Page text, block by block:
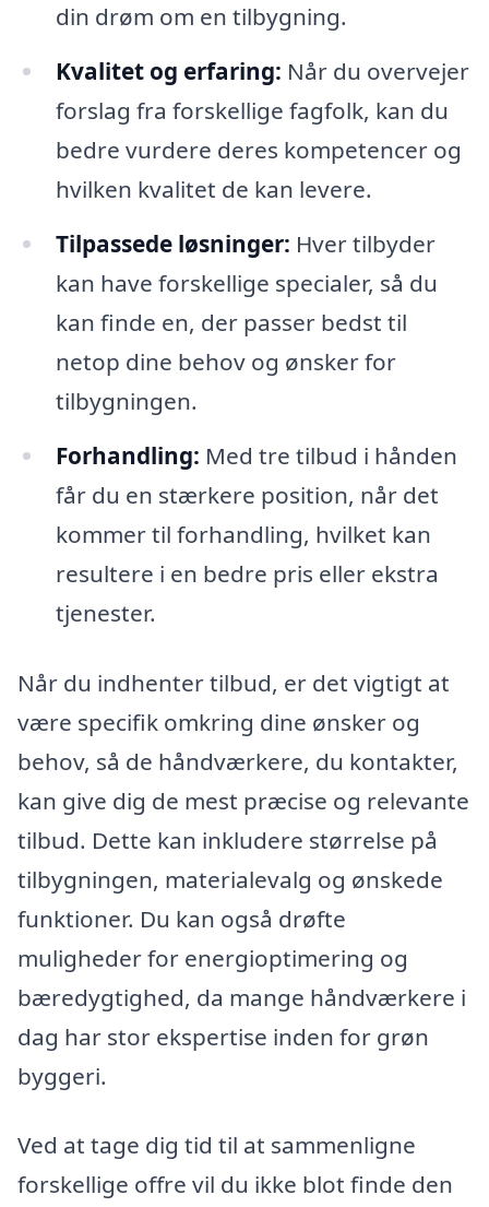
din drøm om en tilbygning.
Kvalitet og erfaring: Når du overvejer
forslag fra forskellige fagfolk, kan du
bedre vurdere deres kompetencer og
hvilken kvalitet de kan levere.
Tilpassede løsninger: Hver tilbyder
kan have forskellige specialer, så du
kan finde en, der passer bedst til
netop dine behov og ønsker for
tilbygningen.
Forhandling: Med tre tilbud i hånden
får du en stærkere position, når det
kommer til forhandling, hvilket kan
resultere i en bedre pris eller ekstra
tjenester.
Når du indhenter tilbud, er det vigtigt at
være specifik omkring dine ønsker og
behov, så de håndværkere, du kontakter,
kan give dig de mest præcise og relevante
tilbud. Dette kan inkludere størrelse på
tilbygningen, materialevalg og ønskede
funktioner. Du kan også drøfte
muligheder for energioptimering og
bæredygtighed, da mange håndværkere i
dag har stor ekspertise inden for grøn
byggeri.
Ved at tage dig tid til at sammenligne
forskellige offre vil du ikke blot finde den